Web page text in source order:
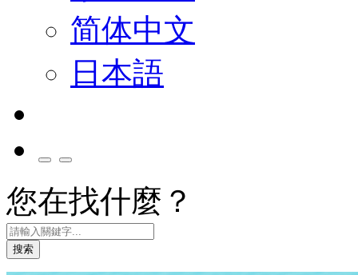
简体中文
日本語
您在找什麼？
搜索